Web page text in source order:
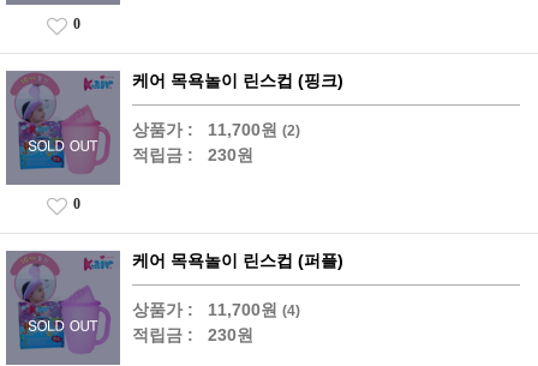
0
케어 목욕놀이 린스컵 (핑크)
상품가 : 11,700원 (2)
적립금 : 230원
0
케어 목욕놀이 린스컵 (퍼플)
상품가 : 11,700원 (4)
적립금 : 230원